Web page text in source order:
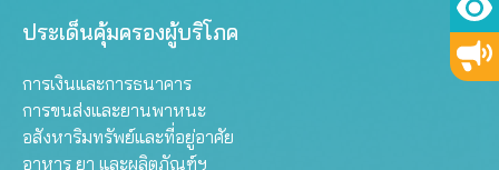
ประเด็นคุ้มครองผู้บริโภค
การเงินและการธนาคาร
การขนส่งและยานพาหนะ
อสังหาริมทรัพย์และที่อยู่อาศัย
อาหาร ยา และผลิตภัณฑ์ฯ